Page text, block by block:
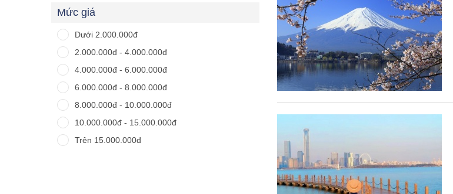
Mức giá
Dưới 2.000.000đ
2.000.000đ - 4.000.000đ
4.000.000đ - 6.000.000đ
6.000.000đ - 8.000.000đ
8.000.000đ - 10.000.000đ
10.000.000đ - 15.000.000đ
Trên 15.000.000đ